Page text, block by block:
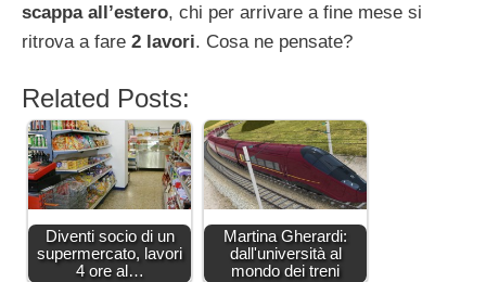
scappa all’estero, chi per arrivare a fine mese si
ritrova a fare 2 lavori. Cosa ne pensate?
Related Posts:
Diventi socio di un
supermercato, lavori
4 ore al…
Martina Gherardi:
dall'università al
mondo dei treni